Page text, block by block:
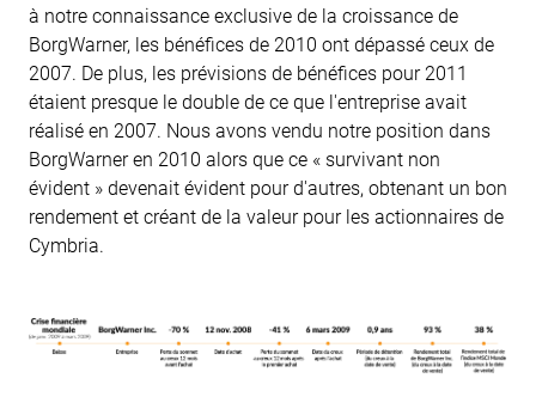
à notre connaissance exclusive de la croissance de
BorgWarner, les bénéfices de 2010 ont dépassé ceux de
2007. De plus, les prévisions de bénéfices pour 2011
étaient presque le double de ce que l'entreprise avait
réalisé en 2007. Nous avons vendu notre position dans
BorgWarner en 2010 alors que ce « survivant non
évident » devenait évident pour d'autres, obtenant un bon
rendement et créant de la valeur pour les actionnaires de
Cymbria.